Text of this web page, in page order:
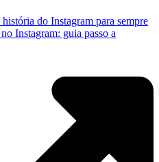
do Instagram para sempre
Instagram: guia passo a